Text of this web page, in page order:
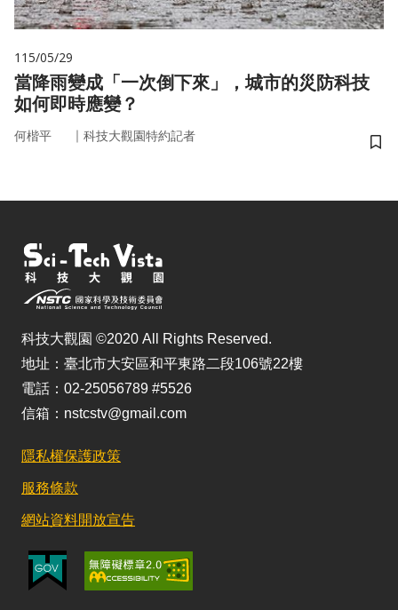
115/05/29
當降雨變成「一次倒下來」，城市的災防科技
如何即時應變？
何楷平 ｜ 科技大觀園特約記者
儲
科技大觀園 ©2020 All Rights Reserved.
地址：臺北市大安區和平東路二段106號22樓
電話：02-25056789 #5526
信箱：nstcstv@gmail.com
隱私權保護政策
服務條款
網站資料開放宣告